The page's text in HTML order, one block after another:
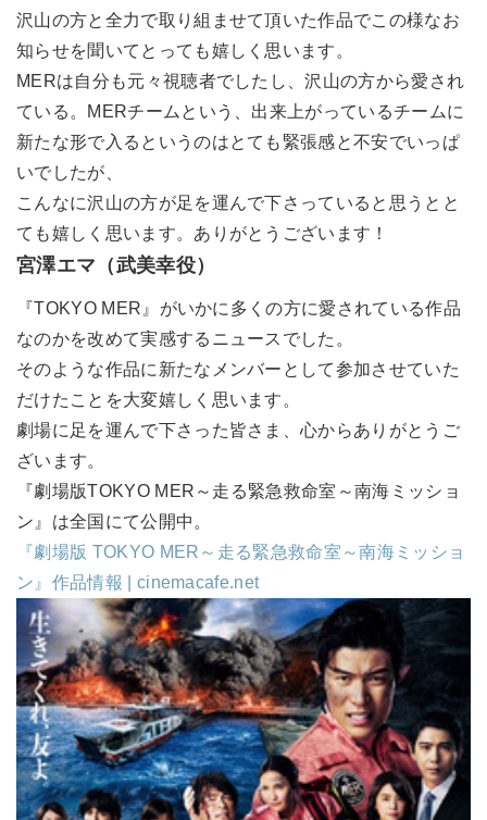
沢山の方と全力で取り組ませて頂いた作品でこの様なお
知らせを聞いてとっても嬉しく思います。
MERは自分も元々視聴者でしたし、沢山の方から愛され
ている。MERチームという、出来上がっているチームに
新たな形で入るというのはとても緊張感と不安でいっぱ
いでしたが、
こんなに沢山の方が足を運んで下さっていると思うとと
ても嬉しく思います。ありがとうございます！
宮澤エマ（武美幸役）
『TOKYO MER』がいかに多くの方に愛されている作品
なのかを改めて実感するニュースでした。
そのような作品に新たなメンバーとして参加させていた
だけたことを大変嬉しく思います。
劇場に足を運んで下さった皆さま、心からありがとうご
ざいます。
『劇場版TOKYO MER～走る緊急救命室～南海ミッショ
ン』は全国にて公開中。
『劇場版 TOKYO MER～走る緊急救命室～南海ミッショ
ン』作品情報 | cinemacafe.net